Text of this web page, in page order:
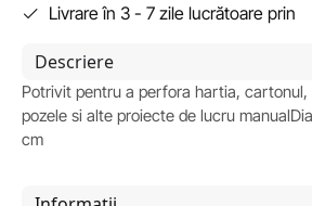
Livrare în 3 - 7 zile lucrătoare prin
Descriere
Potrivit pentru a perfora hartia,
pozele si alte proiecte de lucru
cm